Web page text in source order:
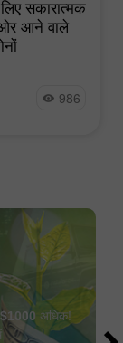
सकारात्मक
आने वाले
986
$1000 अधिक!